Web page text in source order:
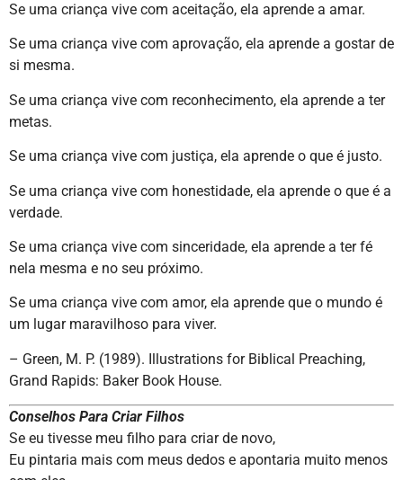
Se uma criança vive com aceitação, ela aprende a amar.
Se uma criança vive com aprovação, ela aprende a gostar de
si mesma.
Se uma criança vive com reconhecimento, ela aprende a ter
metas.
Se uma criança vive com justiça, ela aprende o que é justo.
Se uma criança vive com honestidade, ela aprende o que é a
verdade.
Se uma criança vive com sinceridade, ela aprende a ter fé
nela mesma e no seu próximo.
Se uma criança vive com amor, ela aprende que o mundo é
um lugar maravilhoso para viver.
– Green, M. P. (1989). Illustrations for Biblical Preaching,
Grand Rapids: Baker Book House.
Conselhos Para Criar Filhos
Se eu tivesse meu filho para criar de novo,
Eu pintaria mais com meus dedos e apontaria muito menos